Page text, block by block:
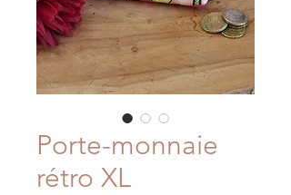
Porte-monnaie
rétro XL